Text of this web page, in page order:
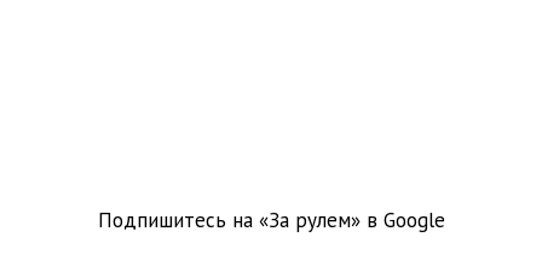
Подпишитесь на «За рулем» в Google